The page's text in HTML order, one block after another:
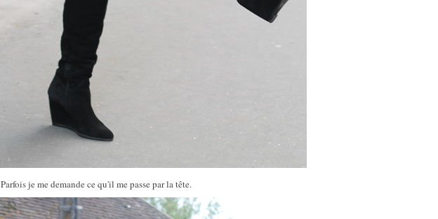
Parfois je me demande ce qu'il me passe par la tête.